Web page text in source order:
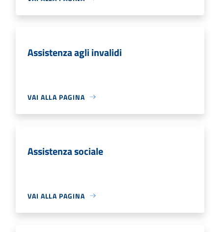
Assistenza agli invalidi
VAI ALLA PAGINA
Assistenza sociale
VAI ALLA PAGINA